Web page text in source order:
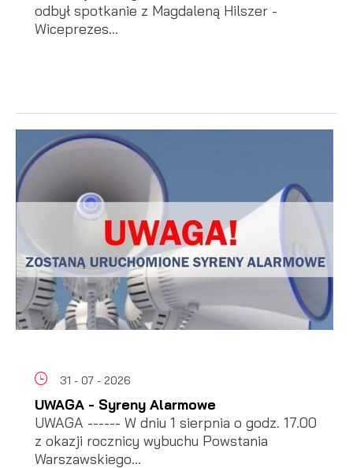
odbył spotkanie z Magdaleną Hilszer -
Wiceprezes...
31 - 07 - 2026
UWAGA - Syreny Alarmowe
UWAGA ------ W dniu 1 sierpnia o godz. 17.00
z okazji rocznicy wybuchu Powstania
Warszawskiego...